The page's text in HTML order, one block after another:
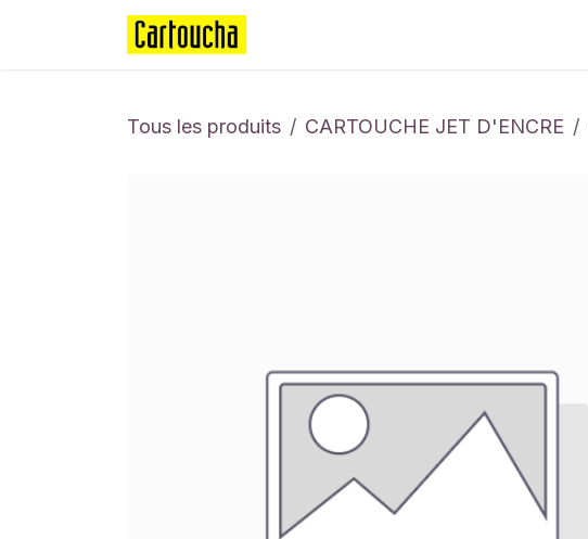
Se rendre au contenu
Tous les produits CARTOUCHE JET D'ENCRE